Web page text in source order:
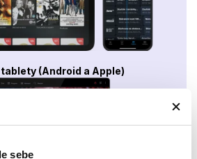
sebe
(Android a Apple)